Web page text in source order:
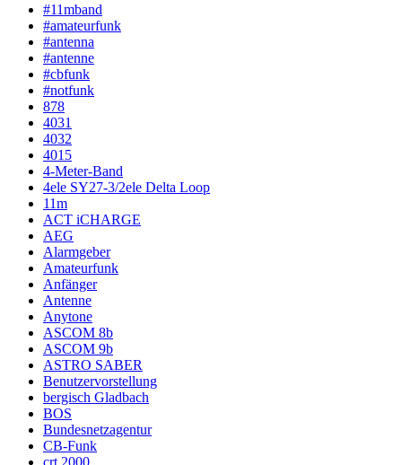
#11mband
#amateurfunk
#antenna
#antenne
#cbfunk
#notfunk
878
4031
4032
4015
4-Meter-Band
4ele SY27-3/2ele Delta Loop
11m
ACT iCHARGE
AEG
Alarmgeber
Amateurfunk
Anfänger
Antenne
Anytone
ASCOM 8b
ASCOM 9b
ASTRO SABER
Benutzervorstellung
bergisch Gladbach
BOS
Bundesnetzagentur
CB-Funk
crt 2000